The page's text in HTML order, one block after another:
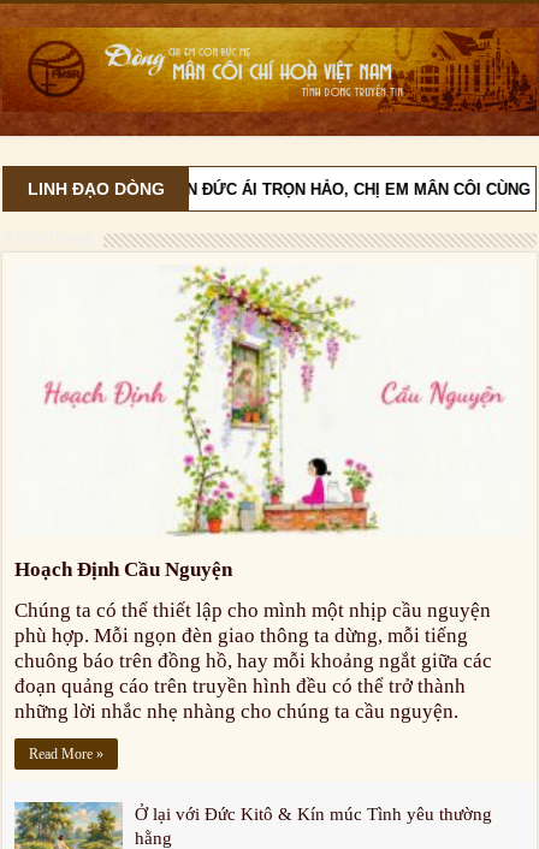
LINH ĐẠO DÒNG
VỚI TINH THẦN ĐỨC ÁI TRỌN HẢO, CHỊ EM MÂN CÔI CÙNG
Hoạch Định Cầu Nguyện
Chúng ta có thể thiết lập cho mình một nhịp cầu nguyện
phù hợp. Mỗi ngọn đèn giao thông ta dừng, mỗi tiếng
chuông báo trên đồng hồ, hay mỗi khoảng ngắt giữa các
đoạn quảng cáo trên truyền hình đều có thể trở thành
những lời nhắc nhẹ nhàng cho chúng ta cầu nguyện.
Read More »
Ở lại với Đức Kitô & Kín múc Tình yêu thường
hằng